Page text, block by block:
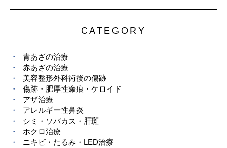
CATEGORY
青あざの治療
赤あざの治療
美容整形外科術後の傷跡
傷跡・肥厚性瘢痕・ケロイド
アザ治療
アレルギー性鼻炎
シミ・ソバカス・肝斑
ホクロ治療
ニキビ・たるみ・LED治療